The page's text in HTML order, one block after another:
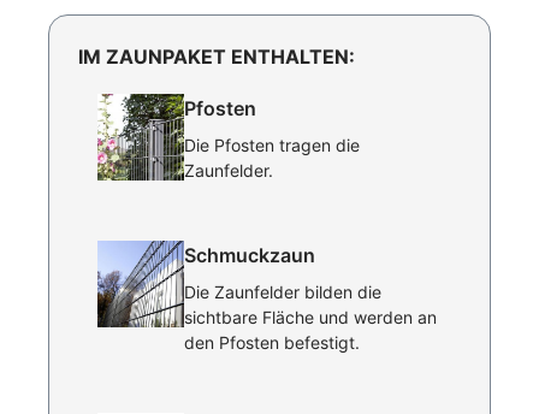
IM ZAUNPAKET ENTHALTEN:
Pfosten
Die Pfosten tragen die
Zaunfelder.
Schmuckzaun
Die Zaunfelder bilden die
sichtbare Fläche und werden an
den Pfosten befestigt.